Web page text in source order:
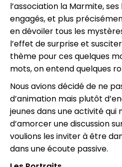
l’association la Marmite,
engagés, et plus
en dévoiler tous les
l’effet de surprise et
thème pour ces quelques
mots, on entend quelques
Nous avions décidé de ne
d’animation mais plutôt
jeunes dans une activité
d’amorcer une discussion
voulions les inviter à être
dans une écoute passive.